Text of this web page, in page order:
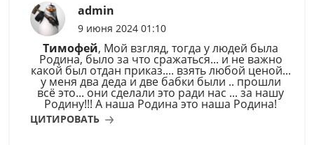
admin
9 июня 2024 01:10
Тимофей, Мой взгляд, тогда у людей была
Родина, было за что сражаться... и не важно
какой был отдан приказ.... взять любой ценой...
у меня два деда и две бабки были .. прошли
всё это... они сделали это ради нас ... за нашу
Родину!!! А наша Родина это наша Родина!
ЦИТИРОВАТЬ